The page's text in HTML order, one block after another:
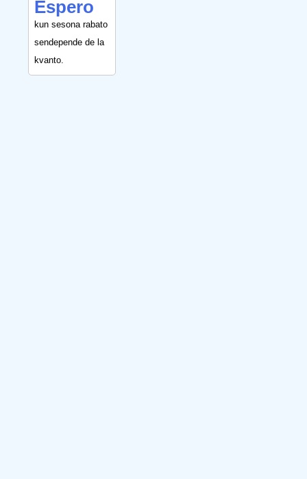
Espero
kun sesona rabato
sendepende de la
kvanto.